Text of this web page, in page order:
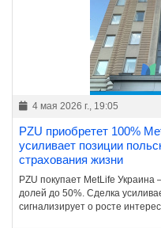
4 мая 2026 г., 19:05
PZU приобретет 100%
усиливает позиции
страхования жизни
PZU покупает MetLife
долей до 50%. Сделка
сигнализирует о росте